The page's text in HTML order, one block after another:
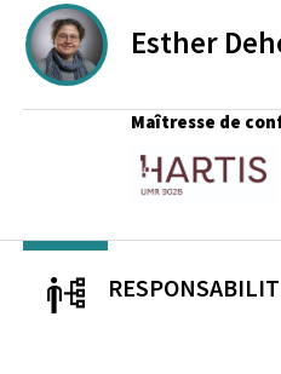
Esther
Maîtresse de
Laboratoire / équipe